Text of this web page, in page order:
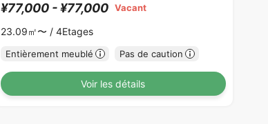
¥77,000 - ¥77,000 Vacant
23.09㎡〜 /4Etages
Entièrement meublé Pas de caution
Voir les détails